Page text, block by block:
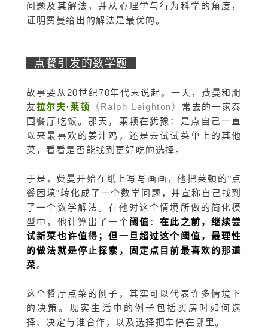
问题及其解法，并 从心理学与行为科学的角度，
证明费曼给出的解法是最优的。
点餐引发的数学题
故事要从20世纪70年代末说起。一天，费曼和朋
友拉尔夫·莱顿 （Ralph Leighton） 常去的一家泰
国餐厅吃饭。那天，莱顿在犹豫：是点自己一直
以来最喜欢的姜汁鸡，还是去试试菜单上的其他
菜，看看是否能找到更好吃的选择。
于是，费曼开始在纸上写写画画，他把莱顿的“点
餐困境”转化成了一个数学问题，并宣称自己找到
了一个数学解法。在他对这个情境所做的简化模
型中，他计算出了一个阈值 ：在此之前，继续尝
试新菜也许值得；但一旦超过这个阈值，最理性
的做法就是停止探索，固定点目前最喜欢的那道
菜。
这个餐厅点菜的例子，其实可以代表许多情境下
的决策。现实生活中的例子包括买房时如何选
择、决定与谁合作，以及选择把车停在哪里。